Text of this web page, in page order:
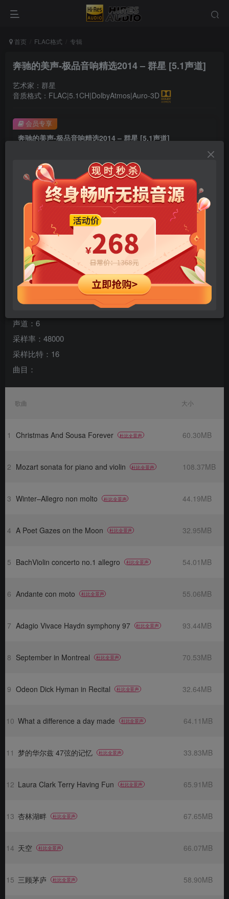
首页 FLAC格式 专辑
奔驰的美声-极品音响精选2014 – 群星 [5.1声道]
艺术家：群星
音质格式：FLAC|5.1CH|DolbyAtmos|Auro-3D
奔驰的美声-极品音响精选2014 – 群星 [5.1声道]
￥9.9 限时特惠
￥99
年卡会员免费 永久会员免费
立即购买
您当前未登录！建议登陆后购买，可保存购买订单
会员专享
专辑名称：奔驰的美声-极品音响精选2014
歌手：群星
格式：flac
声道：6
采样率：48000
采样比特：16
曲目：
歌曲 大小
1 Christmas And Sousa Forever 杜比全景声 60.30MB
2 Mozart sonata for piano and violin 杜比全景声 108.37MB
3 Winter–Allegro non molto 杜比全景声 44.19MB
4 A Poet Gazes on the Moon 杜比全景声 32.95MB
5 BachViolin concerto no.1 allegro 杜比全景声 54.01MB
6 Andante con moto 杜比全景声 55.06MB
7 Adagio Vivace Haydn symphony 97 杜比全景声 93.44MB
8 September in Montreal 杜比全景声 70.53MB
9 Odeon Dick Hyman in Recital 杜比全景声 32.64MB
10 What a difference a day made 杜比全景声 64.11MB
11 梦的华尔兹 47弦的记忆 杜比全景声 33.83MB
12 Laura Clark Terry Having Fun 杜比全景声 65.91MB
13 杏林湖畔 杜比全景声 67.65MB
14 天空 杜比全景声 66.07MB
15 三顾茅庐 杜比全景声 58.90MB